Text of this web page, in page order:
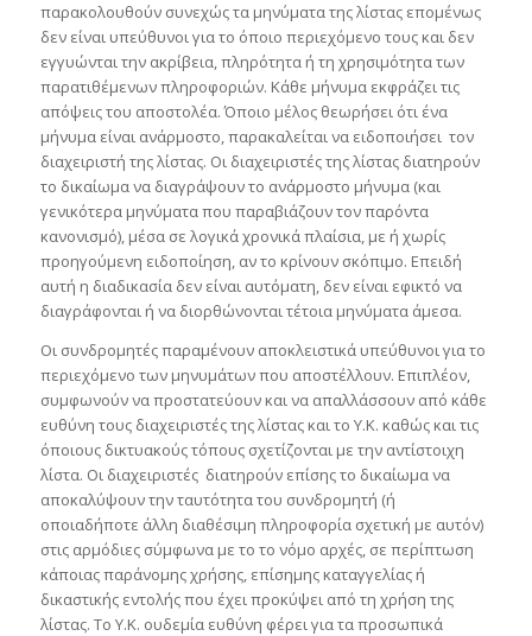
παρακολουθούν συνεχώς τα μηνύματα της λίστας επομένως
δεν είναι υπεύθυνοι για το όποιο περιεχόμενο τους και δεν
εγγυώνται την ακρίβεια, πληρότητα ή τη χρησιμότητα των
παρατιθέμενων πληροφοριών. Κάθε μήνυμα εκφράζει τις
απόψεις του αποστολέα. Όποιο μέλος θεωρήσει ότι ένα
μήνυμα είναι ανάρμοστο, παρακαλείται να ειδοποιήσει τον
διαχειριστή της λίστας. Οι διαχειριστές της λίστας διατηρούν
το δικαίωμα να διαγράψουν το ανάρμοστο μήνυμα (και
γενικότερα μηνύματα που παραβιάζουν τον παρόντα
κανονισμό), μέσα σε λογικά χρονικά πλαίσια, με ή χωρίς
προηγούμενη ειδοποίηση, αν το κρίνουν σκόπιμο. Επειδή
αυτή η διαδικασία δεν είναι αυτόματη, δεν είναι εφικτό να
διαγράφονται ή να διορθώνονται τέτοια μηνύματα άμεσα.
Οι συνδρομητές παραμένουν αποκλειστικά υπεύθυνοι για το
περιεχόμενο των μηνυμάτων που αποστέλλουν. Επιπλέον,
συμφωνούν να προστατεύουν και να απαλλάσσουν από κάθε
ευθύνη τους διαχειριστές της λίστας και το Υ.Κ. καθώς και τις
όποιους δικτυακούς τόπους σχετίζονται με την αντίστοιχη
λίστα. Οι διαχειριστές διατηρούν επίσης το δικαίωμα να
αποκαλύψουν την ταυτότητα του συνδρομητή (ή
οποιαδήποτε άλλη διαθέσιμη πληροφορία σχετική με αυτόν)
στις αρμόδιες σύμφωνα με το το νόμο αρχές, σε περίπτωση
κάποιας παράνομης χρήσης, επίσημης καταγγελίας ή
δικαστικής εντολής που έχει προκύψει από τη χρήση της
λίστας. Το Y.K. ουδεμία ευθύνη φέρει για τα προσωπικά